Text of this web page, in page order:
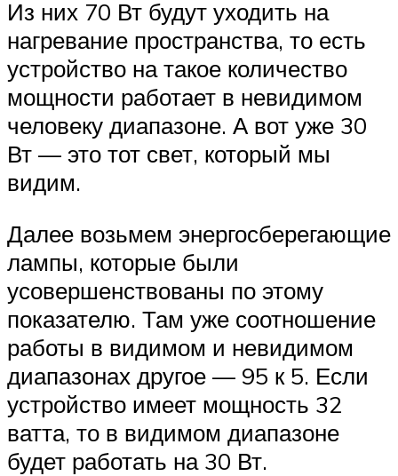
Из них 70 Вт будут уходить на
нагревание пространства, то есть
устройство на такое количество
мощности работает в невидимом
человеку диапазоне. А вот уже 30
Вт — это тот свет, который мы
видим.
Далее возьмем энергосберегающие
лампы, которые были
усовершенствованы по этому
показателю. Там уже соотношение
работы в видимом и невидимом
диапазонах другое — 95 к 5. Если
устройство имеет мощность 32
ватта, то в видимом диапазоне
будет работать на 30 Вт.